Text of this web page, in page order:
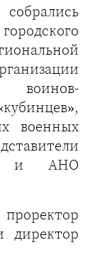
военных
и АНО
директор